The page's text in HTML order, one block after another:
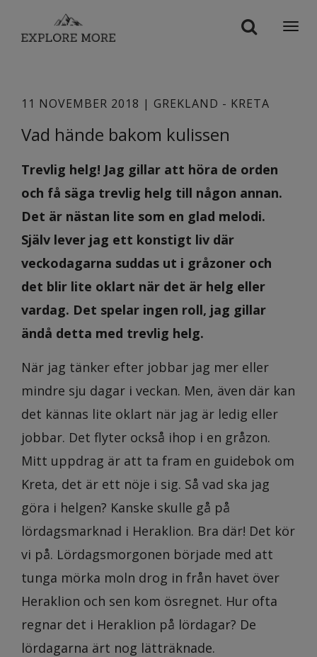
11 NOVEMBER 2018 | GREKLAND - KRETA
Vad hände bakom kulissen
Trevlig helg! Jag gillar att höra de orden
och få säga trevlig helg till någon annan.
Det är nästan lite som en glad melodi.
Själv lever jag ett konstigt liv där
veckodagarna suddas ut i gråzoner och
det blir lite oklart när det är helg eller
vardag. Det spelar ingen roll, jag gillar
ändå detta med trevlig helg.
När jag tänker efter jobbar jag mer eller
mindre sju dagar i veckan. Men, även där kan
det kännas lite oklart när jag är ledig eller
jobbar. Det flyter också ihop i en gråzon.
Mitt uppdrag är att ta fram en guidebok om
Kreta, det är ett nöje i sig. Så vad ska jag
göra i helgen? Kanske skulle gå på
lördagsmarknad i Heraklion. Bra där! Det kör
vi på. Lördagsmorgonen började med att
tunga mörka moln drog in från havet över
Heraklion och sen kom ösregnet. Hur ofta
regnar det i Heraklion på lördagar? De
lördagarna ärt nog lätträknade.